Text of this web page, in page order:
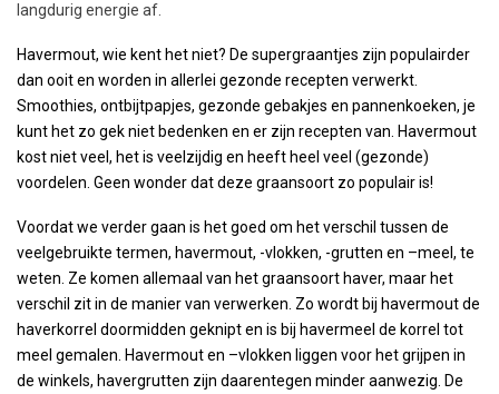
langdurig energie af.
Havermout, wie kent het niet? De supergraantjes zijn populairder
dan ooit en worden in allerlei gezonde recepten verwerkt.
Smoothies, ontbijtpapjes, gezonde gebakjes en pannenkoeken, je
kunt het zo gek niet bedenken en er zijn recepten van. Havermout
kost niet veel, het is veelzijdig en heeft heel veel (gezonde)
voordelen. Geen wonder dat deze graansoort zo populair is!
Voordat we verder gaan is het goed om het verschil tussen de
veelgebruikte termen, havermout, -vlokken, -grutten en –meel, te
weten. Ze komen allemaal van het graansoort haver, maar het
verschil zit in de manier van verwerken. Zo wordt bij havermout de
haverkorrel doormidden geknipt en is bij havermeel de korrel tot
meel gemalen. Havermout en –vlokken liggen voor het grijpen in
de winkels, havergrutten zijn daarentegen minder aanwezig. De